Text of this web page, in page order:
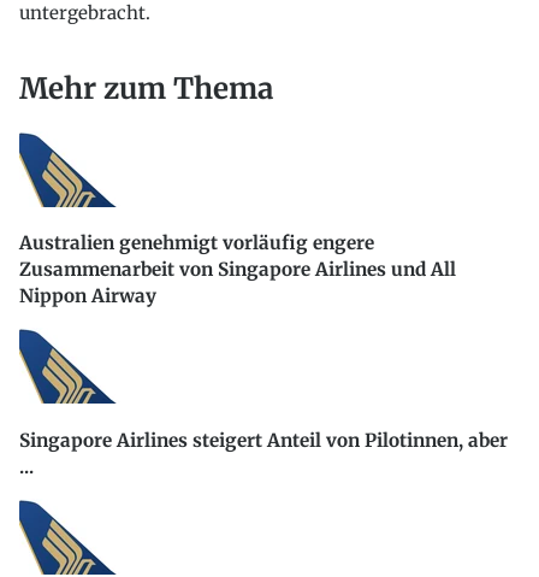
untergebracht.
Mehr zum Thema
Australien genehmigt vorläufig engere
Zusammenarbeit von Singapore Airlines und All
Nippon Airway
Singapore Airlines steigert Anteil von Pilotinnen, aber
...